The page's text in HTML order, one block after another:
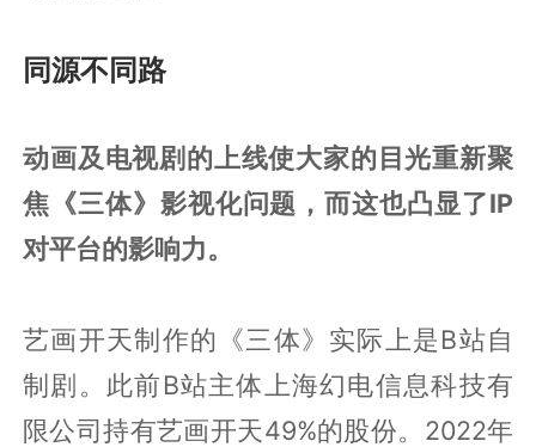
同源不同路
动画及电视剧的上线使大家的目光重新聚
焦《三体》影视化问题，而这也凸显了IP
对平台的影响力。
艺画开天制作的《三体》实际上是B站自
制剧。此前B站主体上海幻电信息科技有
限公司持有艺画开天49%的股份。2022年